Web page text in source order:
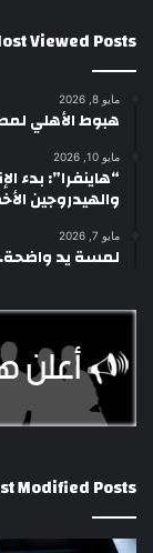
Viewed Posts
مايو 8, 2026
هبوط الأهلي
مايو 10, 2026
“هاينفرا”: بدء
والهيدروجين الأخضر
مايو 7, 2026
لمسة يد
Modified Posts